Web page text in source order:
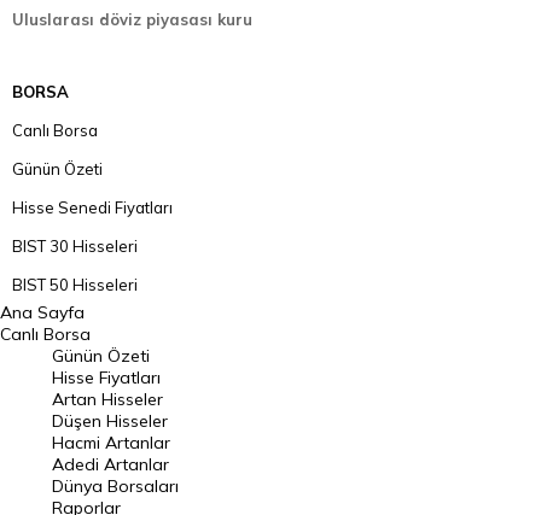
Uluslarası döviz piyasası kuru
BORSA
Canlı Borsa
Günün Özeti
Hisse Senedi Fiyatları
BIST 30 Hisseleri
BIST 50 Hisseleri
BIST 100 Hisseleri
En Çok Artan Hisseler
En Çok Düşen Hisseler
Hacmi Artanlar
Geçmiş Kapanışlar
Ana Sayfa
Canlı Borsa
Günün Özeti
Hisse Fiyatları
Artan Hisseler
Düşen Hisseler
Hacmi Artanlar
Adedi Artanlar
Dünya Borsaları
Raporlar